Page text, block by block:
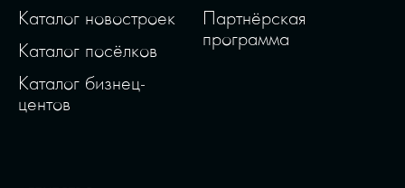
Каталог новостроек
Каталог посёлков
Каталог бизнец-
центов
Партнёрская
программа